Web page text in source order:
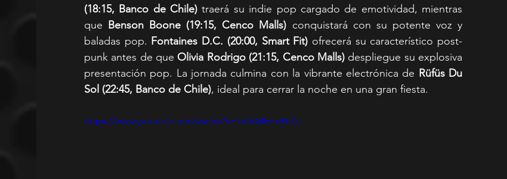
(18:15, Banco de Chile) traerá su indie pop cargado de emotividad, mientras
que Benson Boone (19:15, Cenco Malls) conquistará con su potente voz y
baladas pop. Fontaines D.C. (20:00, Smart Fit) ofrecerá su característico post-
punk antes de que Olivia Rodrigo (21:15, Cenco Malls) despliegue su explosiva
presentación pop. La jornada culmina con la vibrante electrónica de Rüfüs Du
Sol (22:45, Banco de Chile), ideal para cerrar la noche en una gran fiesta.
https://www.youtube.com/watch?v=Tx9zMFodNtA